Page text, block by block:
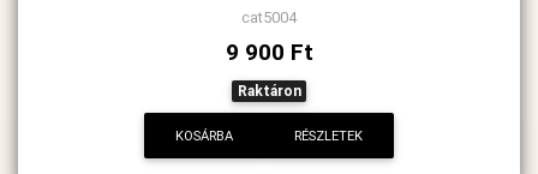
cat5004
9 900 Ft
Raktáron
KOSÁRBA RÉSZLETEK